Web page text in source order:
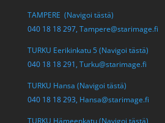
TAMPERE (Navigoi tästä)
040 18 18 297, Tampere@starimage.fi
TURKU Eerikinkatu 5 (Navigoi tästä)
040 18 18 291, Turku@starimage.fi
TURKU Hansa (Navigoi tästä)
040 18 18 293, Hansa@starimage.fi